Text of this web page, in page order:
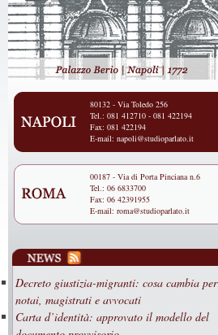
80132 - Via Toledo 256
Tel.: 081 412710 - 081 422194
Fax: 081 422194
E-mail: napoli@studioparlato.it
00187 - Via di Porta Pinciana n.6
Tel.: 06 6833700
Fax: 06 42391955
E-mail: roma@studioparlato.it
Decreto giustizia-migranti: cosa cambia per
notai, magistrati e avvocati
Carta d’identità: approvato il modello del